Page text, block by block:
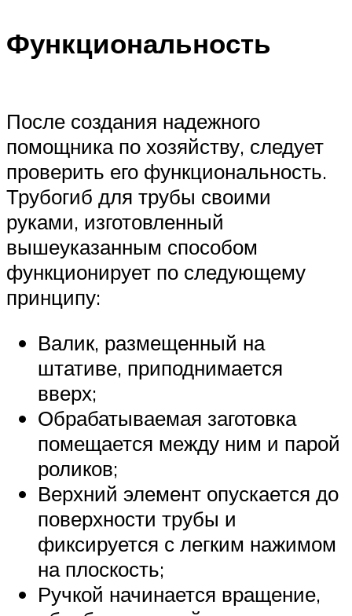
Функциональность
После создания надежного
помощника по хозяйству, следует
проверить его функциональность.
Трубогиб для трубы своими
руками, изготовленный
вышеуказанным способом
функционирует по следующему
принципу:
Валик, размещенный на
штативе, приподнимается
вверх;
Обрабатываемая заготовка
помещается между ним и парой
роликов;
Верхний элемент опускается до
поверхности трубы и
фиксируется с легким нажимом
на плоскость;
Ручкой начинается вращение,